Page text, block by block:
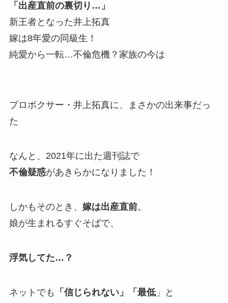
「出産直前の裏切り…」
新王者となった井上拓真
嫁は8年愛の同級生！
純愛から一転…不倫危機？家族の今は
プロボクサー・井上拓真に、まさかの出来事だっ
た
なんと、2021年に出た週刊誌で
不倫疑惑があきらかになりました！
しかもそのとき、 嫁は出産直前。
娘が生まれるすぐそばで、
浮気してた…？
ネットでも 「信じられない」「最低」と